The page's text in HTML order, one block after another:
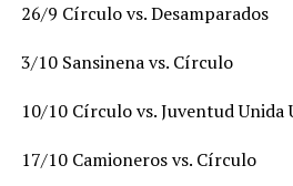
26/9 Círculo vs. Desamparados
3/10 Sansinena vs. Círculo
10/10 Círculo vs. Juventud
17/10 Camioneros vs. Círculo